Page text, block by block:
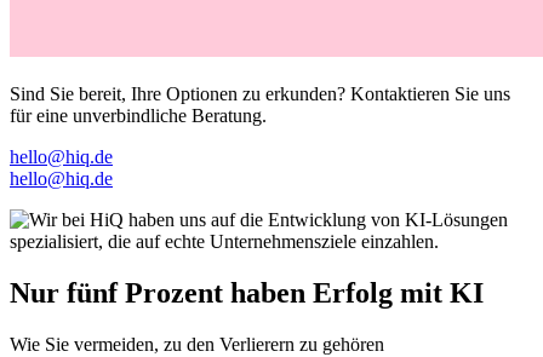
Sind Sie bereit, Ihre Optionen zu erkunden? Kontaktieren Sie uns
für eine unverbindliche Beratung.
hello@hiq.de
hello@hiq.de
Nur fünf Prozent haben Erfolg mit KI
Wie Sie vermeiden, zu den Verlierern zu gehören